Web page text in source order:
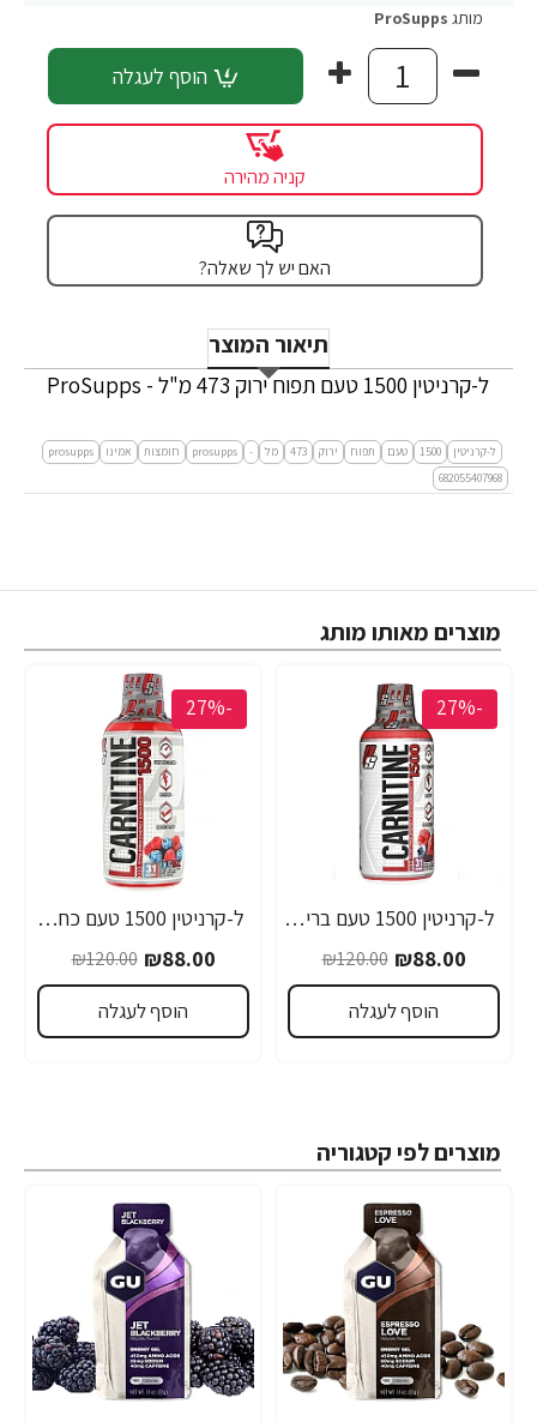
מותג ProSupps
הוסף לעגלה
קניה מהירה
האם יש לך שאלה?
תיאור המוצר
ל-קרניטין 1500 טעם תפוח ירוק 473 מ"ל - ProSupps
ל-קרניטין 1500 טעם תפוח ירוק 473 מל -
prosupps חומצות אמינו
prosupps
682055407968
מוצרים מאותו מותג
-27%
ל-קרניטין 1500 טעם ברי 473 מ"ל - ProSupps
₪88.00
₪120.00
הוסף לעגלה
-27%
ל-קרניטין 1500 טעם כחול ראז 473 מ"ל - ProSupps
₪88.00
₪120.00
הוסף לעגלה
מוצרים לפי קטגוריה